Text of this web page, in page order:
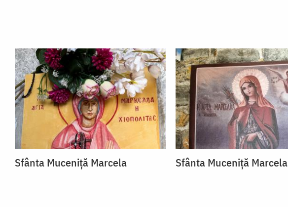
Sfânta Muceniță Marcela Sfânta Muceniță Marcela